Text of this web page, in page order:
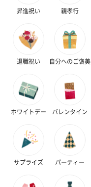
昇進祝い 親孝行
退職祝い 自分へのご褒美
ホワイトデー バレンタイン
サプライズ パーティー